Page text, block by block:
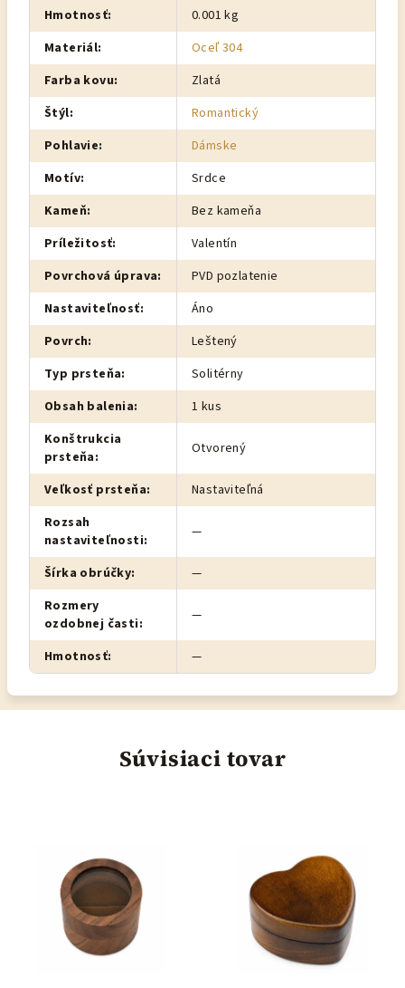
Hmotnosť:
0.001 kg
Materiál:
Oceľ 304
Farba kovu:
Zlatá
Štýl:
Romantický
Pohlavie:
Dámske
Motív:
Srdce
Kameň:
Bez kameňa
Príležitosť:
Valentín
Povrchová úprava:
PVD pozlatenie
Nastaviteľnosť:
Áno
Povrch:
Leštený
Typ prsteňa:
Solitérny
Obsah balenia:
1 kus
Konštrukcia
prsteňa: Otvorený
Veľkosť prsteňa:
Nastaviteľná
Rozsah
nastaviteľnosti: —
Šírka obrúčky:
—
Rozmery
ozdobnej časti: —
Hmotnosť: —
Súvisiaci tovar